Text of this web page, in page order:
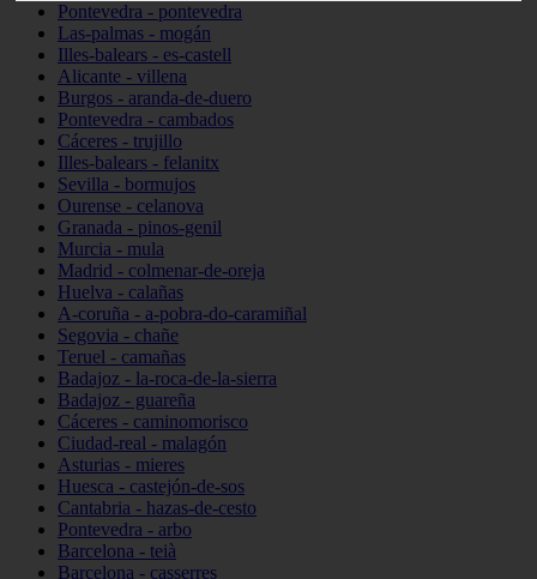
Pontevedra - pontevedra
Las-palmas - mogán
Illes-balears - es-castell
Alicante - villena
Burgos - aranda-de-duero
Pontevedra - cambados
Cáceres - trujillo
Illes-balears - felanitx
Sevilla - bormujos
Ourense - celanova
Granada - pinos-genil
Murcia - mula
Madrid - colmenar-de-oreja
Huelva - calañas
A-coruña - a-pobra-do-caramiñal
Segovia - chañe
Teruel - camañas
Badajoz - la-roca-de-la-sierra
Badajoz - guareña
Cáceres - caminomorisco
Ciudad-real - malagón
Asturias - mieres
Huesca - castejón-de-sos
Cantabria - hazas-de-cesto
Pontevedra - arbo
Barcelona - teià
Barcelona - casserres